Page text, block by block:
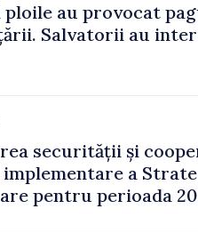
au provocat
Salvatorii au
securității și
a
pentru perioada